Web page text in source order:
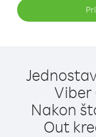
Viber
Nakon
Out